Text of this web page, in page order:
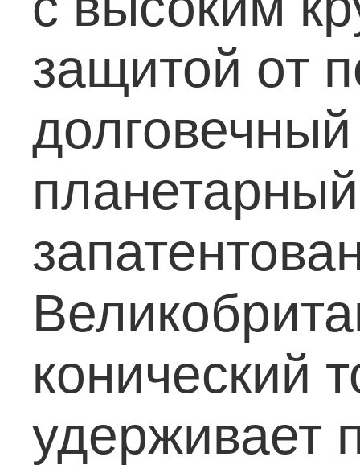
защитой от
конический
удерживает